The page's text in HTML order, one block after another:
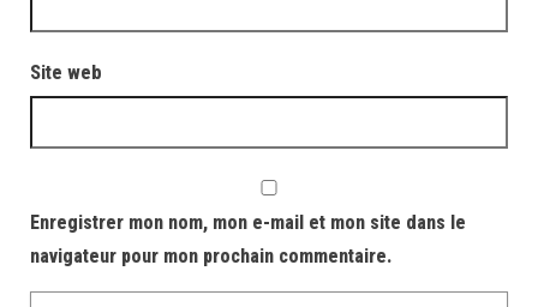
Site web
Enregistrer mon nom, mon e-mail et mon site dans le
navigateur pour mon prochain commentaire.